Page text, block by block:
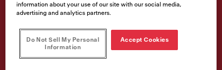
Accessoire planche à
découper
Numéro d'article
information about your use of our site with our social media,
advertising and analytics partners.
Do Not Sell My Personal
Information
Accept Cookies